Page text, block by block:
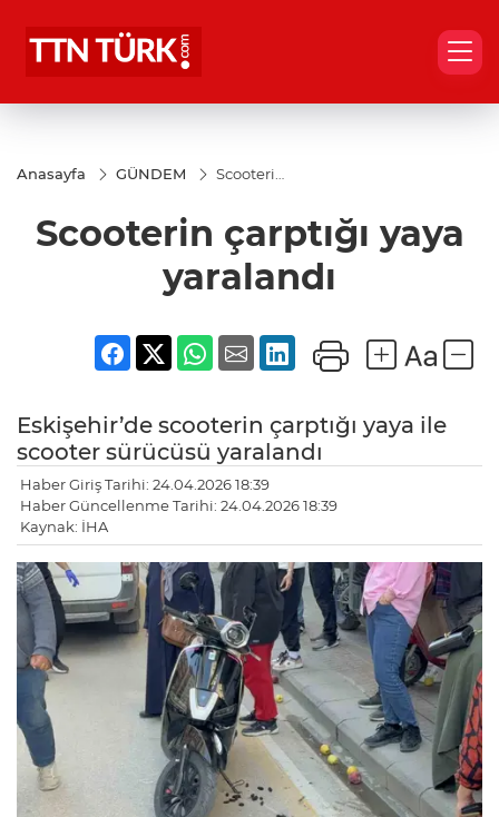
Anasayfa GÜNDEM
Scooterin
yaralandı
Scooterin çarptığı yaya
yaralandı
Eskişehir’de scooterin çarptığı yaya ile
scooter sürücüsü yaralandı
Haber Giriş Tarihi: 24.04.2026 18:39
Haber Güncellenme Tarihi: 24.04.2026 18:39
Kaynak: İHA